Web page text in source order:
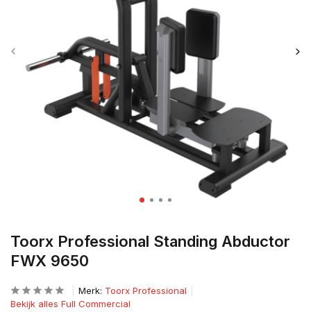
Toorx Professional Standing Abductor
FWX 9650
Merk: Toorx Professional
Bekijk alles Full Commercial